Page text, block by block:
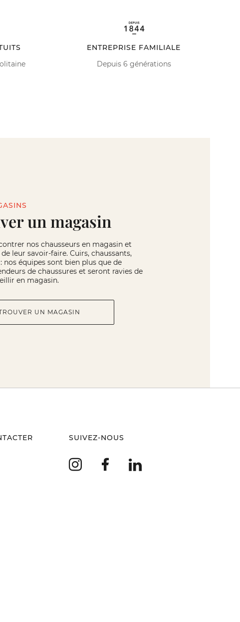
ENTREPRISE FAMILIALE
Depuis 6 générations
un magasin
nos chausseurs en magasin et
leur savoir-faire. Cuirs, chaussants,
nos équipes sont bien plus que de
de chaussures et seront ravies de
en magasin.
UN MAGASIN
SUIVEZ-NOUS
InstagramFacebook
LinkedIn